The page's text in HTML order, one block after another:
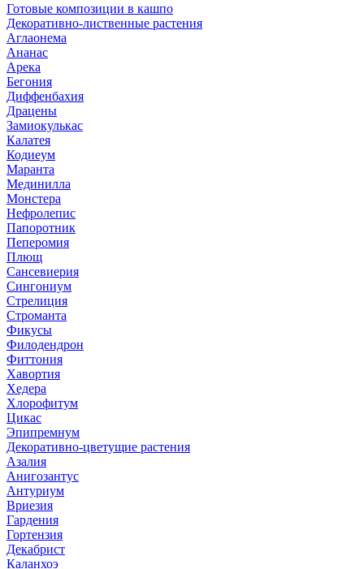
Готовые композиции в кашпо
Декоративно-лиственные растения
Аглаонема
Ананас
Арека
Бегония
Диффенбахия
Драцены
Замиокулькас
Калатея
Кодиеум
Маранта
Мединилла
Монстера
Нефролепис
Папоротник
Пеперомия
Плющ
Сансевиерия
Сингониум
Стрелиция
Строманта
Фикусы
Филодендрон
Фиттония
Хавортия
Хедера
Хлорофитум
Цикас
Эпипремнум
Декоративно-цветущие растения
Азалия
Анигозантус
Антуриум
Вриезия
Гардения
Гортензия
Декабрист
Каланхоэ